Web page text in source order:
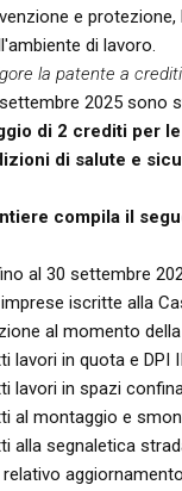
e
di lavoro.
la patente a crediti
2025
di 2 crediti per
di salute e
compila il
al 30 settembre
iscritte alla
al momento
lavori in quota e DPI
lavori in spazi
al montaggio e
alla segnaletica
aggiornamento